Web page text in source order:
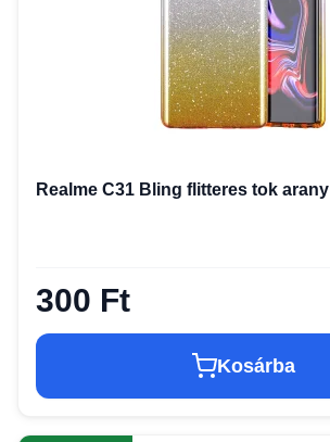
Realme C31 Bling flitteres tok arany
300 Ft
Kosárba